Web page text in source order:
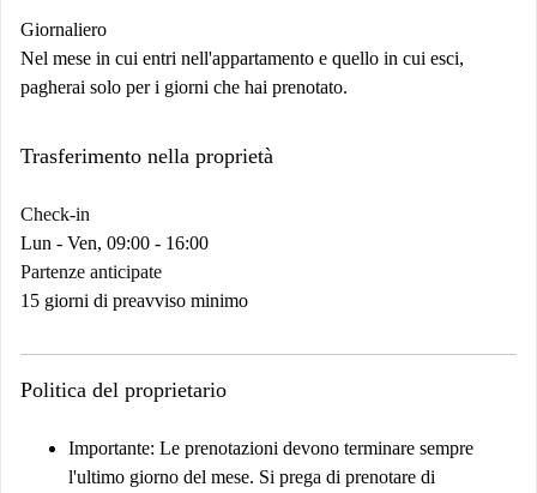
Giornaliero
Nel mese in cui entri nell'appartamento e quello in cui esci,
pagherai solo per i giorni che hai prenotato.
Trasferimento nella proprietà
Check-in
Lun - Ven, 09:00 - 16:00
Partenze anticipate
15 giorni di preavviso minimo
Politica del proprietario
Importante: Le prenotazioni devono terminare sempre
l'ultimo giorno del mese. Si prega di prenotare di